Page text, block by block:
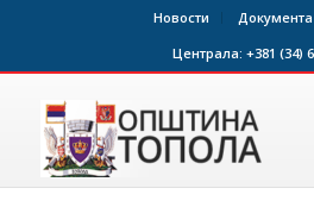
Новости Документа
Централа: +381 (34)